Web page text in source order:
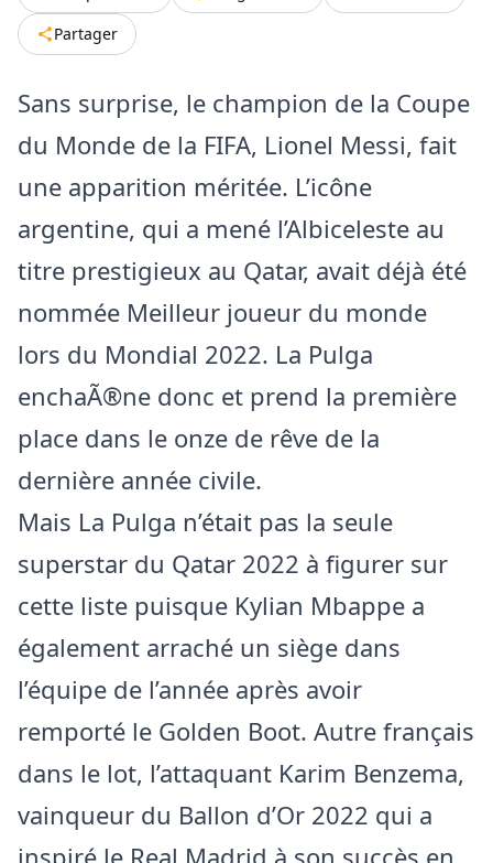
Partager
Sans surprise, le champion de la Coupe
du Monde de la FIFA, Lionel Messi, fait
une apparition méritée. L’icône
argentine, qui a mené l’Albiceleste au
titre prestigieux au Qatar, avait déjà été
nommée Meilleur joueur du monde
lors du Mondial 2022. La Pulga
enchaÃ®ne donc et prend la première
place dans le onze de rêve de la
dernière année civile.
Mais La Pulga n’était pas la seule
superstar du Qatar 2022 à figurer sur
cette liste puisque Kylian Mbappe a
également arraché un siège dans
l’équipe de l’année après avoir
remporté le Golden Boot. Autre français
dans le lot, l’attaquant Karim Benzema,
vainqueur du Ballon d’Or 2022 qui a
inspiré le Real Madrid à son succès en